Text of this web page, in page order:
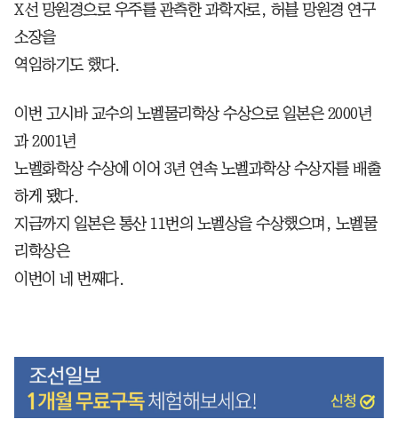
X선 망원경으로 우주를 관측한 과학자로, 허블 망원경 연구
소장을
역임하기도 했다.
이번 고시바 교수의 노벨물리학상 수상으로 일본은 2000년
과 2001년
노벨화학상 수상에 이어 3년 연속 노벨과학상 수상자를 배출
하게 됐다.
지금까지 일본은 통산 11번의 노벨상을 수상했으며, 노벨물
리학상은
이번이 네 번째다.